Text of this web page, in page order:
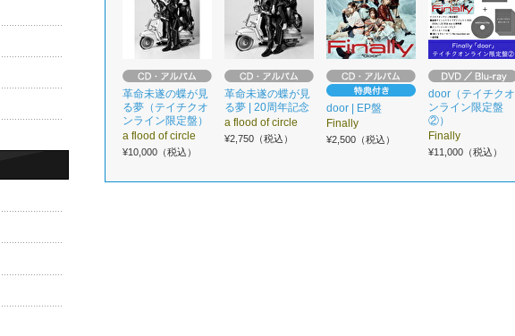
革命未遂の蝶が見
る夢（テイチクオ
ンライン限定盤）
a flood of circle
¥10,000（税込）
革命未遂の蝶が見
る夢 | 20周年記念
a flood of circle
¥2,750（税込）
door | EP盤
Finally
¥2,500（税込）
door（テイチクオ
ンライン限定盤
②）
Finally
¥11,000（税込）